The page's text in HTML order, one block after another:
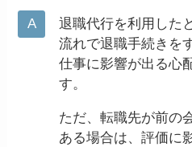
退職代行を利用した
流れで退職手続きを
仕事に影響が出る心
す。
ただ、転職先が前の
ある場合は、評価に